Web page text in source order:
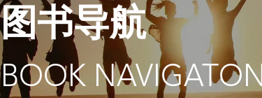
图书导航
BOOK NAVIGATON